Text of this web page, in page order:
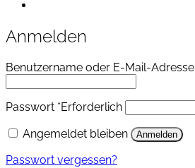
Anmelden
Benutzername oder E-Mail-Adresse
Passwort *Erforderlich
Angemeldet bleiben
Anmelden
Passwort vergessen?